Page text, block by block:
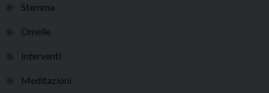
Stemma
Omelie
Interventi
Meditazioni